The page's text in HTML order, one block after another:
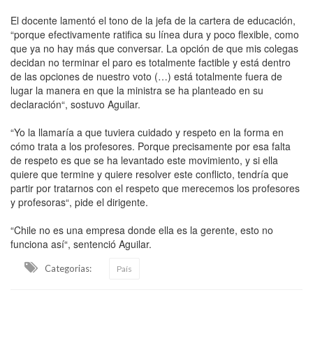
El docente lamentó el tono de la jefa de la cartera de educación,
“porque efectivamente ratifica su línea dura y poco flexible, como
que ya no hay más que conversar. La opción de que mis colegas
decidan no terminar el paro es totalmente factible y está dentro
de las opciones de nuestro voto (…) está totalmente fuera de
lugar la manera en que la ministra se ha planteado en su
declaración“, sostuvo Aguilar.
“Yo la llamaría a que tuviera cuidado y respeto en la forma en
cómo trata a los profesores. Porque precisamente por esa falta
de respeto es que se ha levantado este movimiento, y si ella
quiere que termine y quiere resolver este conflicto, tendría que
partir por tratarnos con el respeto que merecemos los profesores
y profesoras“, pide el dirigente.
“Chile no es una empresa donde ella es la gerente, esto no
funciona así“, sentenció Aguilar.
Categorias: País